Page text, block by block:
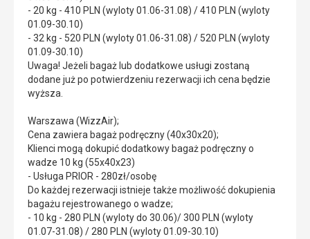
- 20 kg - 410 PLN (wyloty 01.06-31.08) / 410 PLN (wyloty
01.09-30.10)
- 32 kg - 520 PLN (wyloty 01.06-31.08) / 520 PLN (wyloty
01.09-30.10)
Uwaga! Jeżeli bagaż lub dodatkowe usługi zostaną
dodane już po potwierdzeniu rezerwacji ich cena będzie
wyższa.
Warszawa (WizzAir);
Cena zawiera bagaż podręczny (40x30x20);
Klienci mogą dokupić dodatkowy bagaż podręczny o
wadze 10 kg (55x40x23)
- Usługa PRIOR - 280zł/osobę
Do każdej rezerwacji istnieje także możliwość dokupienia
bagażu rejestrowanego o wadze;
- 10 kg - 280 PLN (wyloty do 30.06)/ 300 PLN (wyloty
01.07-31.08) / 280 PLN (wyloty 01.09-30.10)